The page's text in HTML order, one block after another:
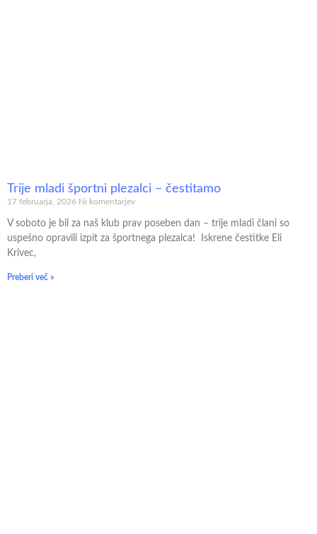
Trije mladi športni plezalci – čestitamo
17 februarja, 2026 Ni komentarjev
V soboto je bil za naš klub prav poseben dan – trije mladi člani so
uspešno opravili izpit za športnega plezalca! Iskrene čestitke Eli
Krivec,
Preberi več »